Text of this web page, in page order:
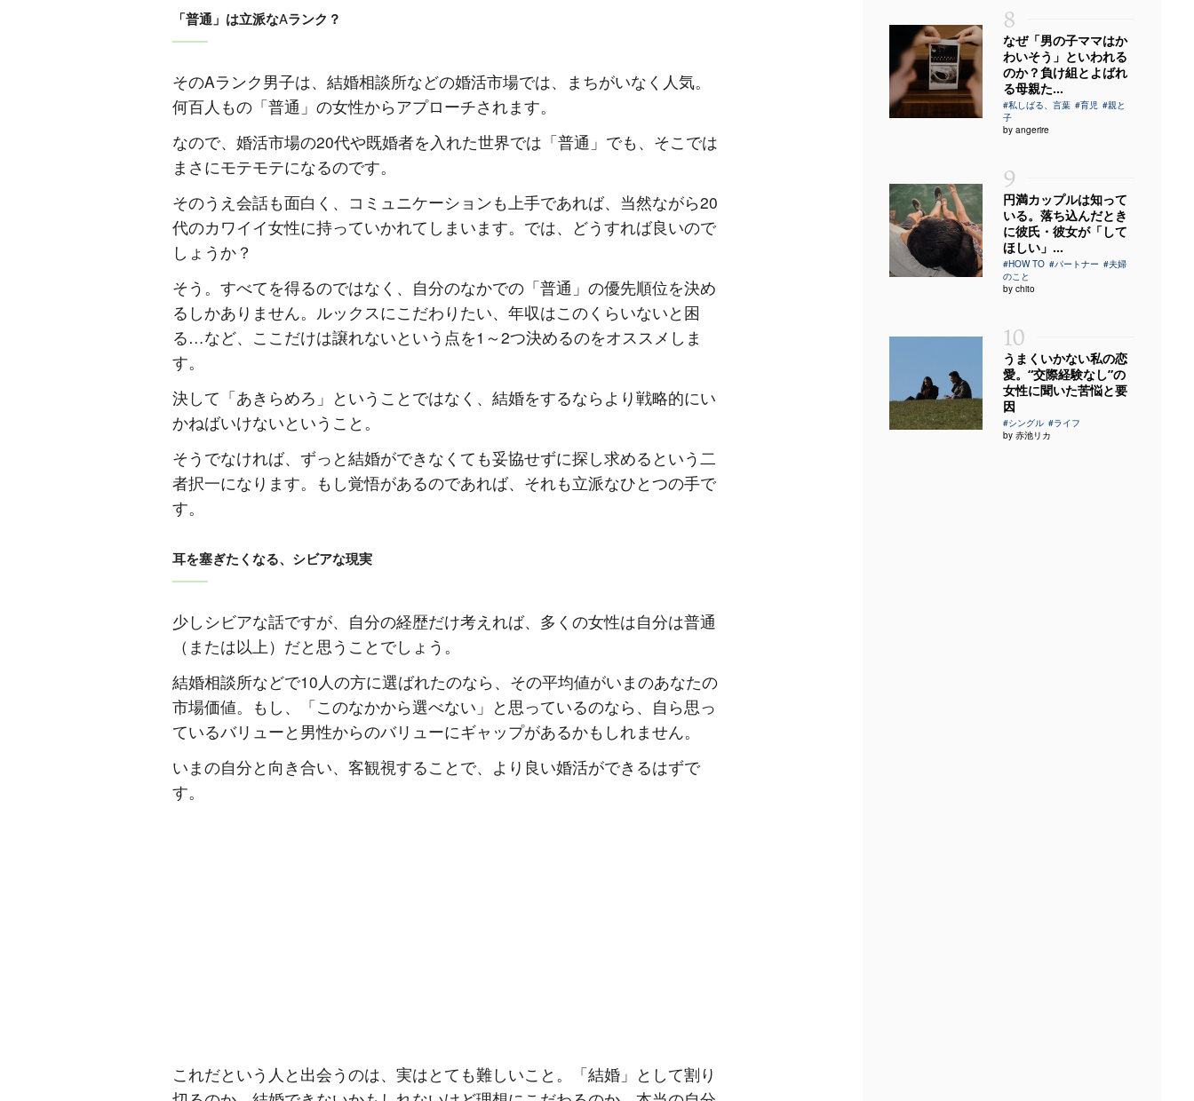
「普通」は立派なAランク？
そのAランク男子は、結婚相談所などの婚活市場では、まちがいなく人気。
何百人もの「普通」の女性からアプローチされます。
なので、婚活市場の20代や既婚者を入れた世界では「普通」でも、そこでは
まさにモテモテになるのです。
そのうえ会話も面白く、コミュニケーションも上手であれば、当然ながら20
代のカワイイ女性に持っていかれてしまいます。では、どうすれば良いので
しょうか？
そう。すべてを得るのではなく、自分のなかでの「普通」の優先順位を決め
るしかありません。ルックスにこだわりたい、年収はこのくらいないと困
る…など、ここだけは譲れないという点を1 ～2つ決めるのをオススメしま
す。
決して「あきらめろ」ということではなく、結婚をするならより戦略的にい
かねばいけないということ。
そうでなければ、ずっと結婚ができなくても妥協せずに探し求めるという二
者択一になります。もし覚悟があるのであれば、それも立派なひとつの手で
す。
耳を塞ぎたくなる、シビアな現実
少しシビアな話ですが、自分の経歴だけ考えれば、多くの女性は自分は普通
（または以上）だと思うことでしょう。
結婚相談所などで10人の方に選ばれたのなら、その平均値がいまのあなたの
市場価値。もし、「このなかから選べない」と思っているのなら、自ら思っ
ているバリューと男性からのバリューにギャップがあるかもしれません。
いまの自分と向き合い、客観視することで、より良い婚活ができるはずで
す。
これだという人と出会うのは、実はとても難しいこと。「結婚」として割り
8
なぜ「男の子ママはか
わいそう」といわれる
のか？負け組とよばれ
る母親た...
#私しばる、言葉 #育児 #親と
子
by angerire
9
円満カップルは知って
いる。落ち込んだとき
に彼氏・彼女が「して
ほしい」...
#HOW TO #パートナー #夫婦
のこと
by chito
10
うまくいかない私の恋
愛。“交際経験なし”の
女性に聞いた苦悩と要
因
#シングル #ライフ
by 赤池リカ